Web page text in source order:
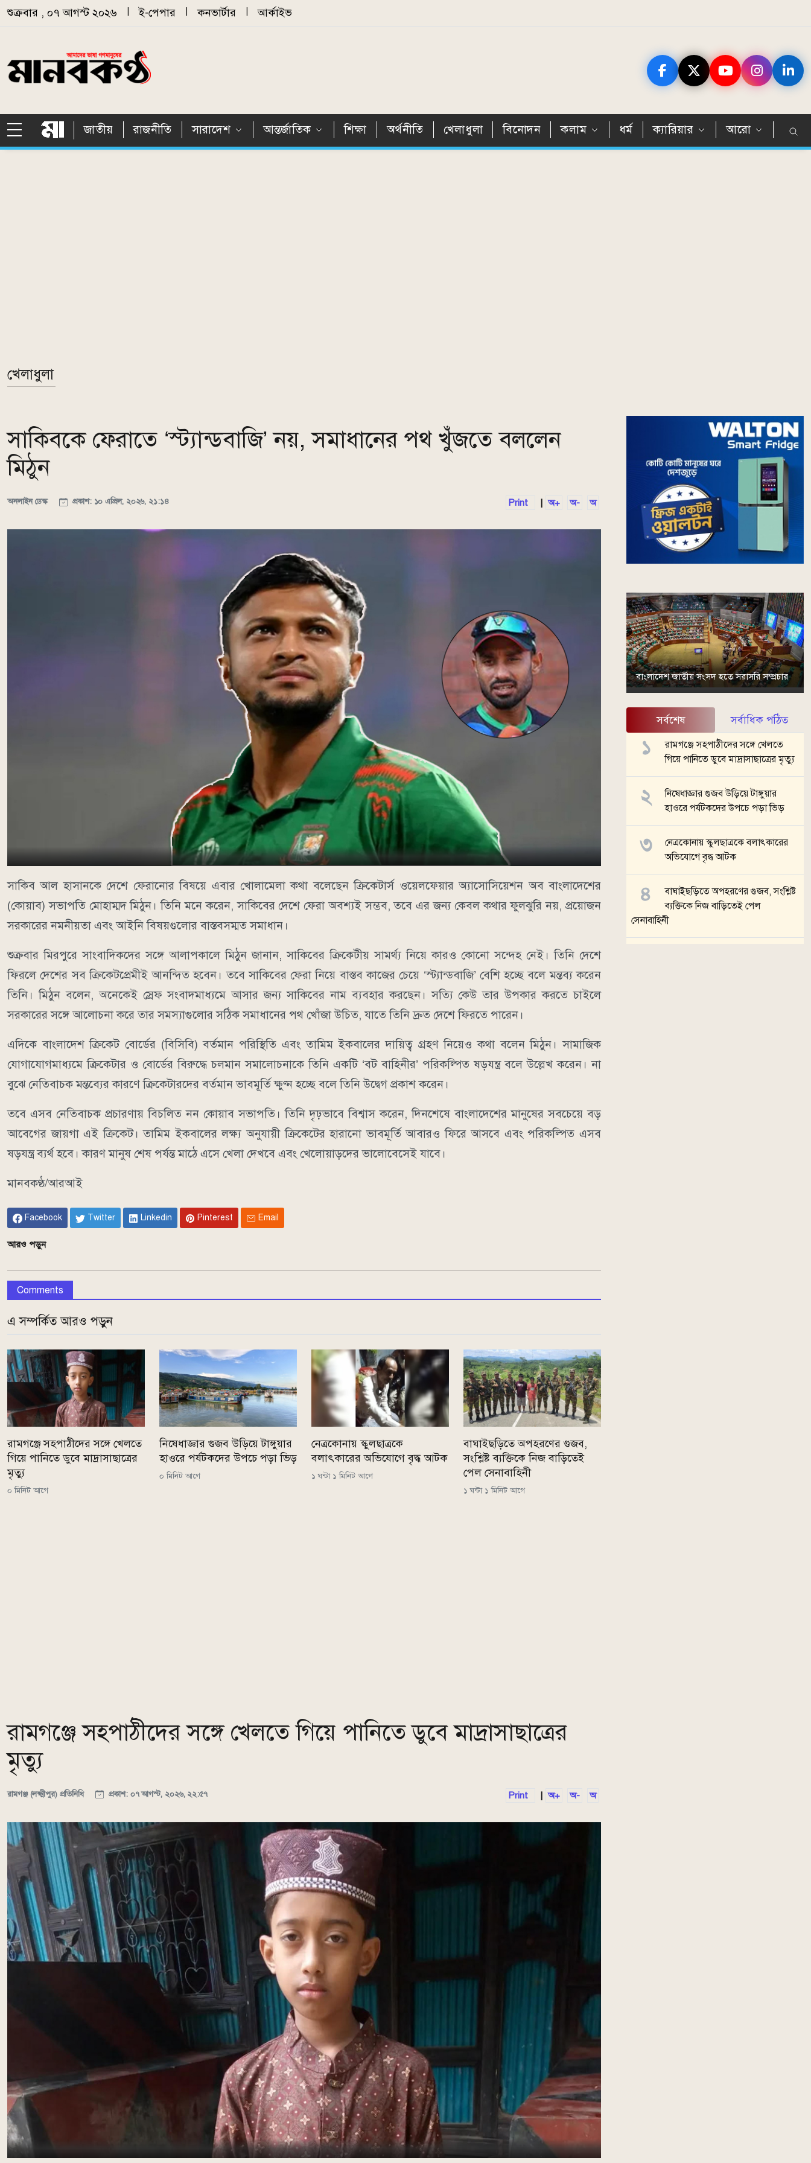
Skip to main content
শুক্রবার , ০৭ আগস্ট ২০২৬ ই-পেপার কনভার্টার আর্কাইভ
জাতীয় রাজনীতি সারাদেশ আন্তর্জাতিক শিক্ষা অর্থনীতি খেলাধুলা বিনোদন কলাম ধর্ম ক্যারিয়ার আরো
খেলাধুলা
সাকিবকে ফেরাতে ‘স্ট্যান্ডবাজি’ নয়, সমাধানের পথ খুঁজতে বললেন
মিঠুন
অনলাইন ডেস্ক প্রকাশ: ১০ এপ্রিল, ২০২৬, ২১:১৪ Print অ+ অ- অ
সাকিব আল হাসানকে দেশে ফেরানোর বিষয়ে এবার খোলামেলা কথা বলেছেন ক্রিকেটার্স ওয়েলফেয়ার অ্যাসোসিয়েশন অব বাংলাদেশের
(কোয়াব) সভাপতি মোহাম্মদ মিঠুন। তিনি মনে করেন, সাকিবের দেশে ফেরা অবশ্যই সম্ভব, তবে এর জন্য কেবল কথার ফুলঝুরি নয়, প্রয়োজন
সরকারের নমনীয়তা এবং আইনি বিষয়গুলোর বাস্তবসম্মত সমাধান।
শুক্রবার মিরপুরে সাংবাদিকদের সঙ্গে আলাপকালে মিঠুন জানান, সাকিবের ক্রিকেটীয় সামর্থ্য নিয়ে কারও কোনো সন্দেহ নেই। তিনি দেশে
ফিরলে দেশের সব ক্রিকেটপ্রেমীই আনন্দিত হবেন। তবে সাকিবের ফেরা নিয়ে বাস্তব কাজের চেয়ে ‘স্ট্যান্ডবাজি’ বেশি হচ্ছে বলে মন্তব্য করেন
তিনি। মিঠুন বলেন, অনেকেই স্রেফ সংবাদমাধ্যমে আসার জন্য সাকিবের নাম ব্যবহার করছেন। সত্যি কেউ তার উপকার করতে চাইলে
সরকারের সঙ্গে আলোচনা করে তার সমস্যাগুলোর সঠিক সমাধানের পথ খোঁজা উচিত, যাতে তিনি দ্রুত দেশে ফিরতে পারেন।
এদিকে বাংলাদেশ ক্রিকেট বোর্ডের (বিসিবি) বর্তমান পরিস্থিতি এবং তামিম ইকবালের দায়িত্ব গ্রহণ নিয়েও কথা বলেন মিঠুন। সামাজিক
যোগাযোগমাধ্যমে ক্রিকেটার ও বোর্ডের বিরুদ্ধে চলমান সমালোচনাকে তিনি একটি ‘বট বাহিনীর’ পরিকল্পিত ষড়যন্ত্র বলে উল্লেখ করেন। না
বুঝে নেতিবাচক মন্তব্যের কারণে ক্রিকেটারদের বর্তমান ভাবমূর্তি ক্ষুণ্ন হচ্ছে বলে তিনি উদ্বেগ প্রকাশ করেন।
তবে এসব নেতিবাচক প্রচারণায় বিচলিত নন কোয়াব সভাপতি। তিনি দৃঢ়ভাবে বিশ্বাস করেন, দিনশেষে বাংলাদেশের মানুষের সবচেয়ে বড়
আবেগের জায়গা এই ক্রিকেট। তামিম ইকবালের লক্ষ্য অনুযায়ী ক্রিকেটের হারানো ভাবমূর্তি আবারও ফিরে আসবে এবং পরিকল্পিত এসব
ষড়যন্ত্র ব্যর্থ হবে। কারণ মানুষ শেষ পর্যন্ত মাঠে এসে খেলা দেখবে এবং খেলোয়াড়দের ভালোবেসেই যাবে।
মানবকণ্ঠ/আরআই
Facebook Twitter Linkedin Pinterest Email
আরও পড়ুন
Comments
এ সম্পর্কিত আরও পড়ুন
রামগঞ্জে সহপাঠীদের সঙ্গে খেলতে
গিয়ে পানিতে ডুবে মাদ্রাসাছাত্রের
মৃত্যু
০ মিনিট আগে
নিষেধাজ্ঞার গুজব উড়িয়ে টাঙ্গুয়ার
হাওরে পর্যটকদের উপচে পড়া ভিড়
০ মিনিট আগে
নেত্রকোনায় স্কুলছাত্রকে
বলাৎকারের অভিযোগে বৃদ্ধ আটক
১ ঘন্টা ১ মিনিট আগে
বাঘাইছড়িতে অপহরণের গুজব,
সংশ্লিষ্ট ব্যক্তিকে নিজ বাড়িতেই
পেল সেনাবাহিনী
১ ঘন্টা ১ মিনিট আগে
রামগঞ্জে সহপাঠীদের সঙ্গে খেলতে গিয়ে পানিতে ডুবে মাদ্রাসাছাত্রের
মৃত্যু
রামগঞ্জ (লক্ষ্মীপুর) প্রতিনিধি প্রকাশ: ০৭ আগস্ট, ২০২৬, ২২:৫৭ Print | অ+ অ- অ
বাংলাদেশ জাতীয় সংসদ হতে সরাসরি সম্প্রচার
সর্বশেষ সর্বাধিক পঠিত
রামগঞ্জে সহপাঠীদের সঙ্গে খেলতে
গিয়ে পানিতে ডুবে মাদ্রাসাছাত্রের মৃত্যু
নিষেধাজ্ঞার গুজব উড়িয়ে টাঙ্গুয়ার
হাওরে পর্যটকদের উপচে পড়া ভিড়
নেত্রকোনায় স্কুলছাত্রকে বলাৎকারের
অভিযোগে বৃদ্ধ আটক
বাঘাইছড়িতে অপহরণের গুজব, সংশ্লিষ্ট
ব্যক্তিকে নিজ বাড়িতেই পেল
সেনাবাহিনী